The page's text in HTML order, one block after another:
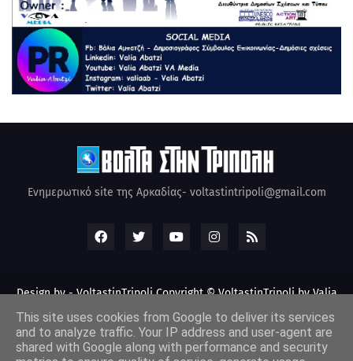
Ενημερωτικό site της Αρκαδίας- voltastintripoli@gmail.com
Design by -VoltastinTripoliCopyright © VoltastinTripoli by Valia
This site uses cookies from Google to deliver its services
and to analyze traffic. Your IP address and user-agent are
shared with Google along with performance and security